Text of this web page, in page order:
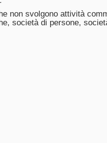
non svolgono attività
società di persone,